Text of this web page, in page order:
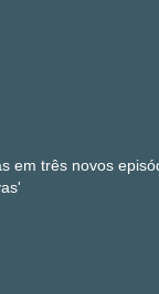
em três novos